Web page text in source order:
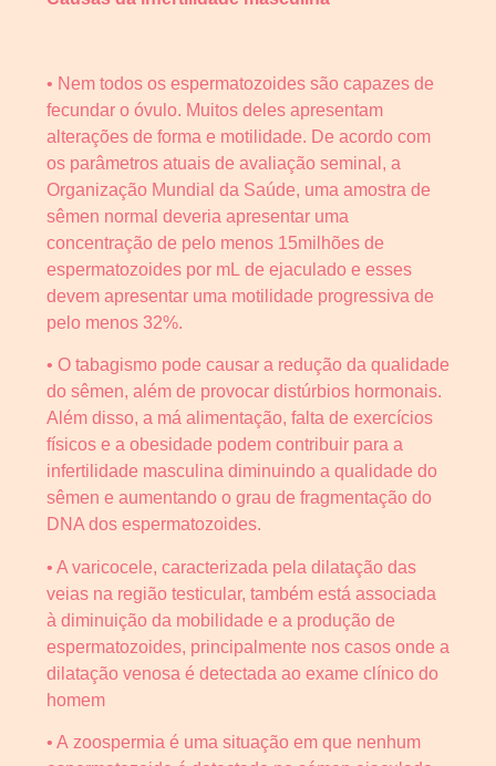
• Nem todos os espermatozoides são capazes de
fecundar o óvulo. Muitos deles apresentam
alterações de forma e motilidade. De acordo com
os parâmetros atuais de avaliação seminal, a
Organização Mundial da Saúde, uma amostra de
sêmen normal deveria apresentar uma
concentração de pelo menos 15milhões de
espermatozoides por mL de ejaculado e esses
devem apresentar uma motilidade progressiva de
pelo menos 32%.
• O tabagismo pode causar a redução da qualidade
do sêmen, além de provocar distúrbios hormonais.
Além disso, a má alimentação, falta de exercícios
físicos e a obesidade podem contribuir para a
infertilidade masculina diminuindo a qualidade do
sêmen e aumentando o grau de fragmentação do
DNA dos espermatozoides.
• A varicocele, caracterizada pela dilatação das
veias na região testicular, também está associada
à diminuição da mobilidade e a produção de
espermatozoides, principalmente nos casos onde a
dilatação venosa é detectada ao exame clínico do
homem
• A zoospermia é uma situação em que nenhum